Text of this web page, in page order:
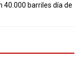
40.000 barriles día de